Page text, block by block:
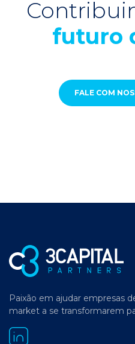
futuro
FALE COM
Paixão em ajudar empresas
market a se transformarem